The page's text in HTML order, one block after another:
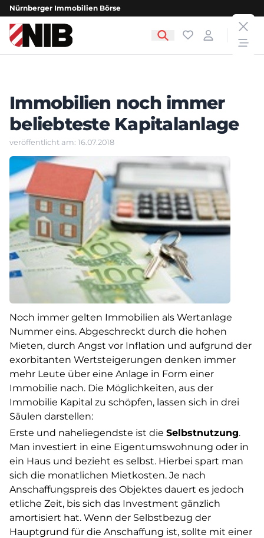
Nürnberger Immobilien Börse
NIB - Nürnberger Immobilien Börse Favoriten
Login
Immobilien noch immer
beliebteste Kapitalanlage
veröffentlicht am: 16.07.2018
Noch immer gelten Immobilien als Wertanlage
Nummer eins. Abgeschreckt durch die hohen
Mieten, durch Angst vor Inflation und aufgrund der
exorbitanten Wertsteigerungen denken immer
mehr Leute über eine Anlage in Form einer
Immobilie nach. Die Möglichkeiten, aus der
Immobilie Kapital zu schöpfen, lassen sich in drei
Säulen darstellen:
Erste und naheliegendste ist die Selbstnutzung.
Man investiert in eine Eigentumswohnung oder in
ein Haus und bezieht es selbst. Hierbei spart man
sich die monatlichen Mietkosten. Je nach
Anschaffungspreis des Objektes dauert es jedoch
etliche Zeit, bis sich das Investment gänzlich
amortisiert hat. Wenn der Selbstbezug der
Hauptgrund für die Anschaffung ist, sollte mit einer